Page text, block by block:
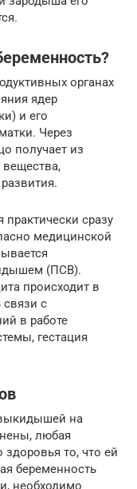
органах
ядер
и его
Через
получает из
вещества,
практически сразу
медицинской
(ПСВ).
происходит в
связи с
в работе
гестация
на
любая
то, что ей
беременность
необходимо